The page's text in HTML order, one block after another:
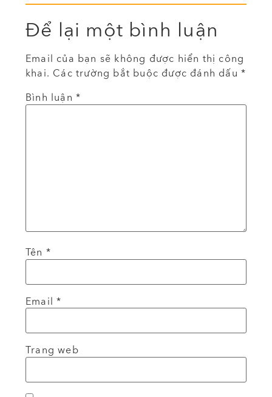
Để lại một bình luận
Email của bạn sẽ không được hiển thị công
khai. Các trường bắt buộc được đánh dấu*
Bình luận *
Tên *
Email*
Trang web